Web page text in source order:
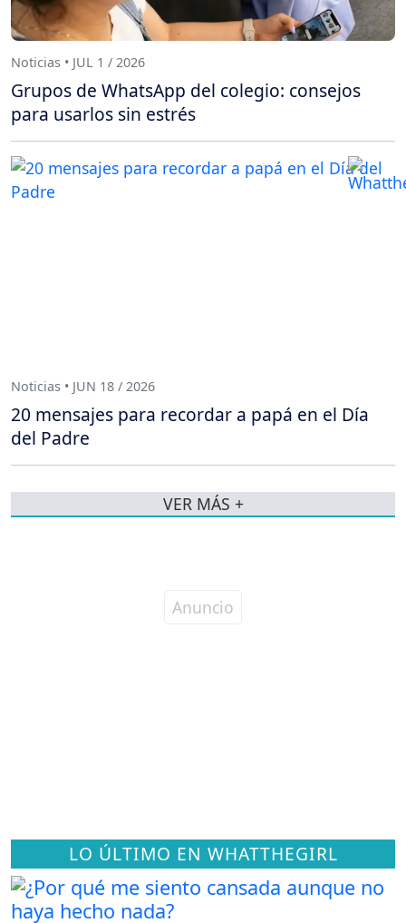
LO ÚLTIMO EN WHATTHEGIRL
Noticias • JUL 1 / 2026
Grupos de WhatsApp del colegio: consejos
para usarlos sin estrés
Noticias • JUN 18 / 2026
20 mensajes para recordar a papá en el Día
del Padre
VER MÁS +